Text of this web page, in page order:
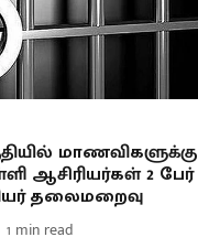
மாணவிகளுக்கு
ஆசிரியர்கள் 2 பேர்
தலைமறைவு
1 min read